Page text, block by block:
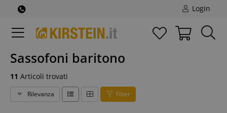
Login
Sassofoni baritono
11 Articoli trovati
Rilevanza Filter